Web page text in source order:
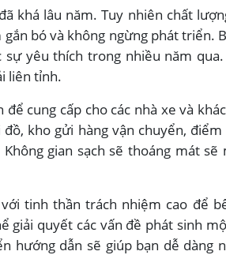
khá lâu năm. Tuy nhiên chất
bó và không ngừng phát triển.
yêu thích trong nhiều năm
liên tỉnh.
cung cấp cho các nhà xe và
kho gửi hàng vận chuyển,
Không gian sạch sẽ thoáng mát sẽ
tinh thần trách nhiệm cao để
giải quyết các vấn đề phát sinh
hướng dẫn sẽ giúp bạn dễ dàng